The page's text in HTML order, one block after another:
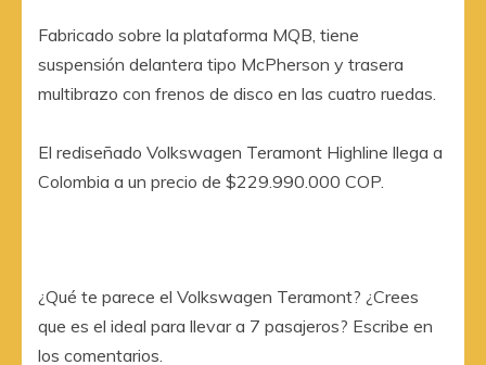
Fabricado sobre la plataforma MQB, tiene
suspensión delantera tipo McPherson y trasera
multibrazo con frenos de disco en las cuatro ruedas.
El rediseñado Volkswagen Teramont Highline llega a
Colombia a un precio de $229.990.000 COP.
¿Qué te parece el Volkswagen Teramont? ¿Crees
que es el ideal para llevar a 7 pasajeros? Escribe en
los comentarios.